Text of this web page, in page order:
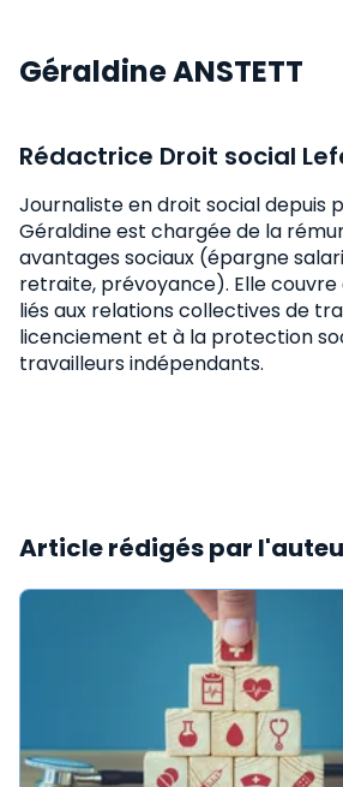
Géraldine ANSTETT
Rédactrice Droit social
Journaliste en droit social depuis
Géraldine est chargée de la
avantages sociaux (épargne
retraite, prévoyance). Elle couvre
liés aux relations collectives de
licenciement et à la protection
travailleurs indépendants.
Article rédigés par